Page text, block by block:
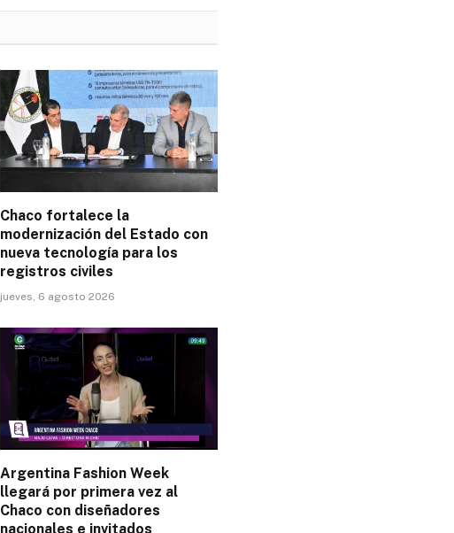
Chaco fortalece la
modernización del Estado con
nueva tecnología para los
registros civiles
jueves, 6 agosto 2026
Argentina Fashion Week
llegará por primera vez al
Chaco con diseñadores
nacionales e invitados